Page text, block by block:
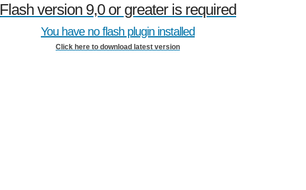
Flash version 9,0 or greater is required
You have no flash plugin installed
Click here to download latest version